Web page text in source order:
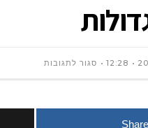
12:28 סגור לתגובותעל
Share